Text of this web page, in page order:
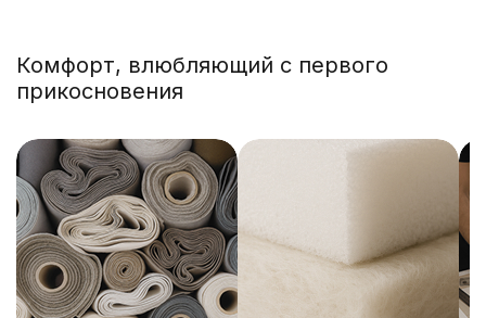
Комфорт, влюбляющий с первого
прикосновения